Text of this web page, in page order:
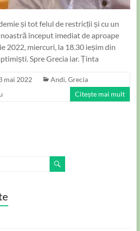
și tot felul de restricții și cu un
început imediat de aproape
2022, miercuri, la 18.30 ieșim din
Spre Grecia iar. Ținta
mai 2022 Andi, Grecia
Citește mai mult